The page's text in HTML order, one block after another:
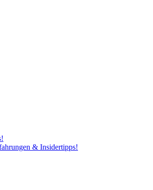
& Insidertipps!